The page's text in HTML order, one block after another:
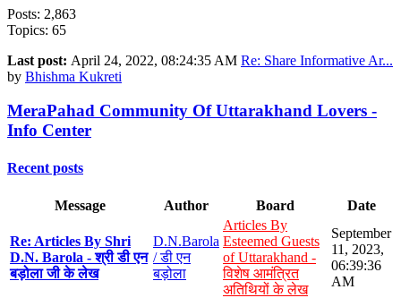
Posts: 2,863
Topics: 65
Last post: April 24, 2022, 08:24:35 AM Re: Share Informative Ar...
by Bhishma Kukreti
MeraPahad Community Of Uttarakhand Lovers -
Info Center
Recent posts
Message Author Board Date
Re: Articles By Shri
D.N. Barola - श्री डी एन
बड़ोला जी के लेख
D.N.Barola
/ डी एन
बड़ोला
Articles By
Esteemed Guests
of Uttarakhand -
विशेष आमंत्रित
अतिथियों के लेख
September
11, 2023,
06:39:36
AM